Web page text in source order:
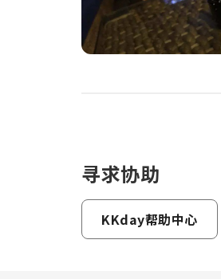
寻求协助
KKday帮助中心